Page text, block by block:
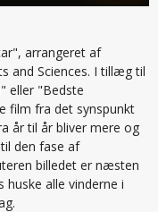
arrangeret af
and Sciences. I tillæg til
eller "Bedste
film fra det synspunkt
år til år bliver mere og
den fase af
billedet er næsten
huske alle vinderne i